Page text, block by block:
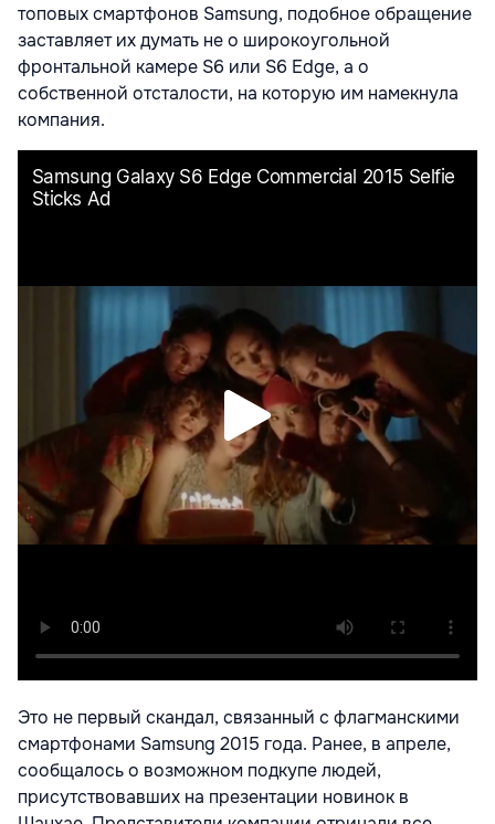
топовых смартфонов Samsung, подобное обращение
заставляет их думать не о широкоугольной
фронтальной камере S6 или S6 Edge, а о
собственной отсталости, на которую им намекнула
компания.
Это не первый скандал, связанный с флагманскими
смартфонами Samsung 2015 года. Ранее, в апреле,
сообщалось о возможном подкупе людей,
присутствовавших на презентации новинок в